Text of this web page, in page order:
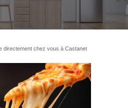
directement chez vous à Castanet